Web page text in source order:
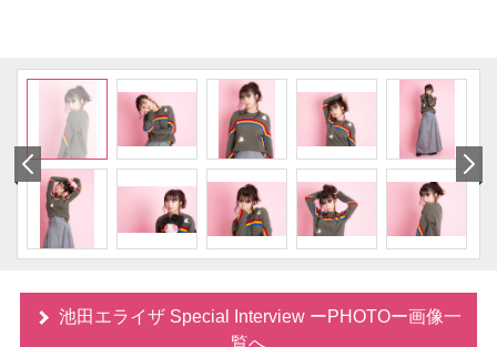
池田エライザ Special Interview ーPHOTOー画像一